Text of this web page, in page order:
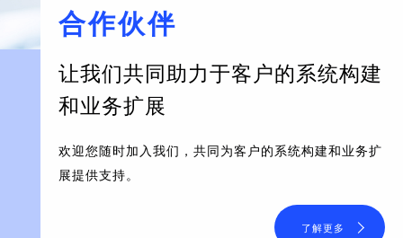
合作伙伴
让我们共同助力于客户的系统构建
和业务扩展
欢迎您随时加入我们，共同为客户的系统构建和业务扩
展提供支持。
了解更多